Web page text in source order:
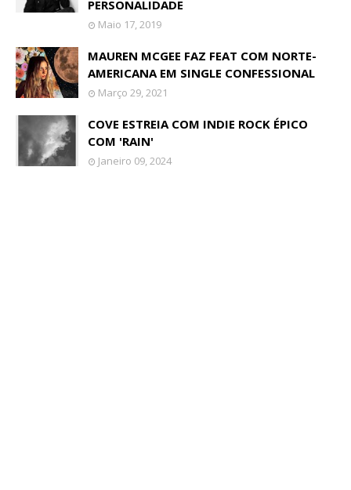
PERSONALIDADE
Maio 17, 2019
MAUREN MCGEE FAZ FEAT COM NORTE-
AMERICANA EM SINGLE CONFESSIONAL
Março 29, 2021
COVE ESTREIA COM INDIE ROCK ÉPICO
COM 'RAIN'
Janeiro 09, 2024